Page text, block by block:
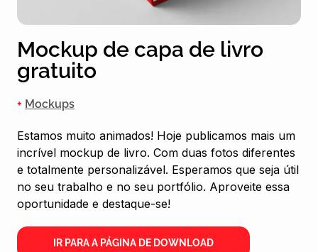
Mockup de capa de livro
gratuito
+ Mockups
Estamos muito animados! Hoje publicamos mais um
incrível mockup de livro. Com duas fotos diferentes
e totalmente personalizável. Esperamos que seja útil
no seu trabalho e no seu portfólio. Aproveite essa
oportunidade e destaque-se!
IR PARA A PÁGINA DE DOWNLOAD